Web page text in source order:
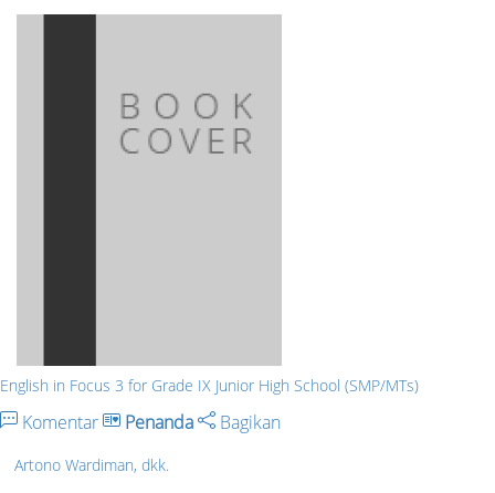
English in Focus 3 for Grade IX Junior High School (SMP/MTs)
Komentar Penanda Bagikan
Artono Wardiman, dkk.